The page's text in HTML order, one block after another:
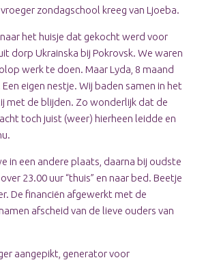
zondagschool kreeg van Ljoeba.
het huisje dat gekocht werd voor
dorp Ukrainska bij Pokrovsk. We waren
werk te doen. Maar Lyda, 8 maand
eigen nestje. Wij baden samen in het
met de blijden. Zo wonderlijk dat de
toch juist (weer) hierheen leidde en
in een andere plaats, daarna bij oudste
23.00 uur “thuis” en naar bed. Beetje
De financiën afgewerkt met de
afscheid van de lieve ouders van
aangepikt, generator voor